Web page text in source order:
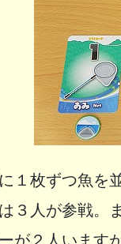
１枚ずつ魚を
３人が参戦。
が２人います